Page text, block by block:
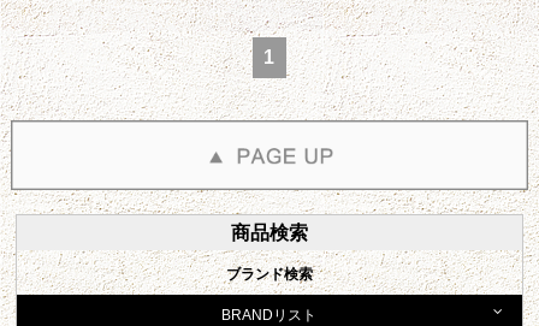
1
商品検索
ブランド検索
BRANDリスト